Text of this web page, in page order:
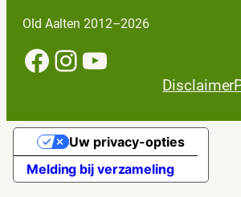
Old Aalten 2012–2026
Facebook InstagramYouTube
Disclaimer
Melding bij verzameling
Uw privacy-opties